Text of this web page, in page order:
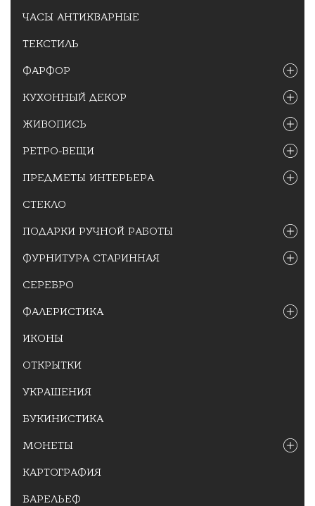
ЧАСЫ АНТИКВАРНЫЕ
ТЕКСТИЛЬ
ФАРФОР
КУХОННЫЙ ДЕКОР
ЖИВОПИСЬ
РЕТРО-ВЕЩИ
ПРЕДМЕТЫ ИНТЕРЬЕРА
СТЕКЛО
ПОДАРКИ РУЧНОЙ РАБОТЫ
ФУРНИТУРА СТАРИННАЯ
СЕРЕБРО
ФАЛЕРИСТИКА
ИКОНЫ
ОТКРЫТКИ
УКРАШЕНИЯ
БУКИНИСТИКА
МОНЕТЫ
КАРТОГРАФИЯ
БАРЕЛЬЕФ